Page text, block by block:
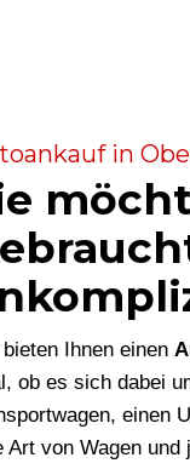
in
Ihnen einen
ob es sich dabei
einen
Art von Wagen und